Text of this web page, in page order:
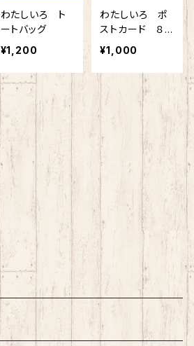
わたしいろ ト
ートバッグ
¥1,200
わたしいろ ポ
ストカード ８
枚セット
¥1,000